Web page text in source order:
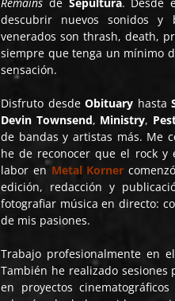
descubrir nuevos sonidos y
venerados son thrash, death,
siempre que tenga un mínimo
sensación.
Disfruto desdeObituary hasta
Devin Townsend, Ministry,
de bandas y artistas más. Me
he de reconocer que el rock y
labor en Metal Korner
edición, redacción y
fotografiar música en directo:
de mis pasiones.
Trabajo profesionalmente en
También he realizado
en proyectos